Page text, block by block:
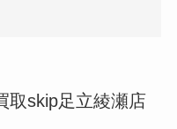
取skip足立綾瀬店